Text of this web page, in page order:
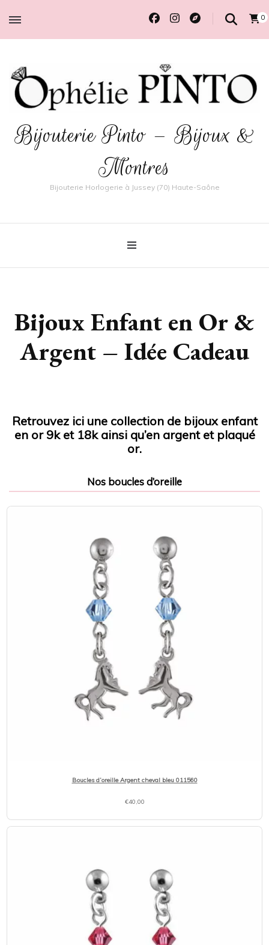
0
Bijouterie Pinto – Bijoux &
Montres
Bijouterie Horlogerie à Jussey (70) Haute-Saône
Bijoux Enfant en Or &
Argent – Idée Cadeau
Retrouvez ici une collection de bijoux enfant
en or 9k et 18k ainsi qu’en argent et plaqué
or.
Nos boucles d’oreille
Boucles d’oreille Argent cheval bleu 011560
€40,00